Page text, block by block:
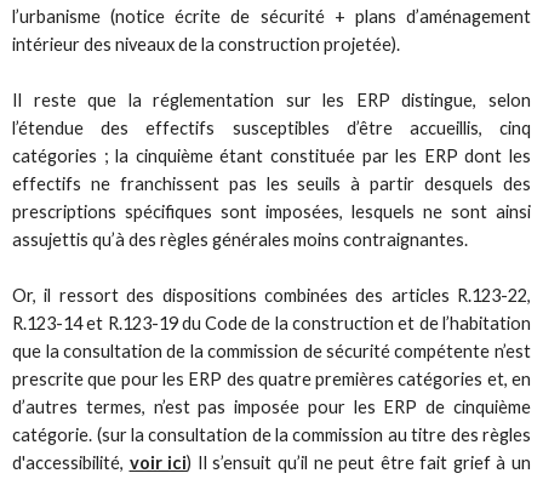
l’urbanisme (notice écrite de sécurité + plans d’aménagement
intérieur des niveaux de la construction projetée).
Il reste que la réglementation sur les ERP distingue, selon
l’étendue des effectifs susceptibles d’être accueillis, cinq
catégories ; la cinquième étant constituée par les ERP dont les
effectifs ne franchissent pas les seuils à partir desquels des
prescriptions spécifiques sont imposées, lesquels ne sont ainsi
assujettis qu’à des règles générales moins contraignantes.
Or, il ressort des dispositions combinées des articles R.123-22,
R.123-14 et R.123-19 du Code de la construction et de l’habitation
que la consultation de la commission de sécurité compétente n’est
prescrite que pour les ERP des quatre premières catégories et, en
d’autres termes, n’est pas imposée pour les ERP de cinquième
catégorie. (sur la consultation de la commission au titre des règles
d'accessibilité, voir ici) Il s’ensuit qu’il ne peut être fait grief à un